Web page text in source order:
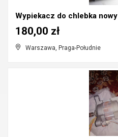
Wypiekacz do chlebka nowy
Warszawa, Praga-Południe
180,00 zł